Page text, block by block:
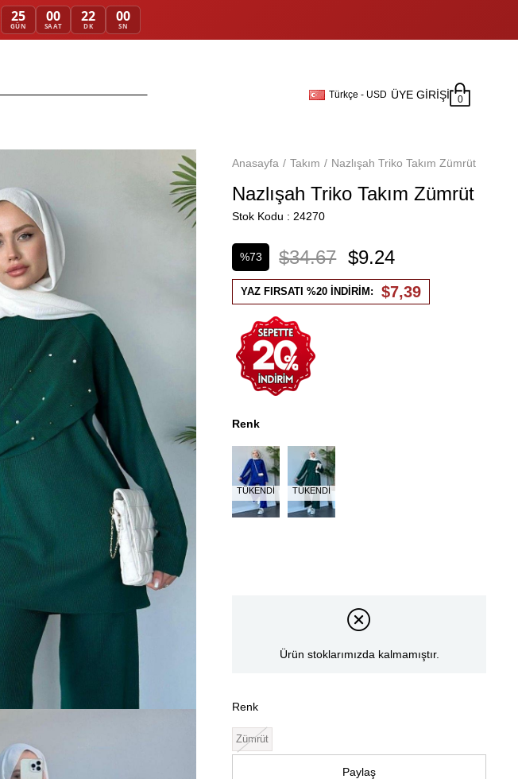
25
GÜN
00
SAAT
21
DK
58
SN
Türkçe - USD ÜYE GIRIŞI 0
Anasayfa Takım Nazlışah Triko Takım Zümrüt
Nazlışah Triko Takım Zümrüt
Stok Kodu 24270
%73
İndirim
$34.67 $9.24
YAZ FIRSATI %20 İNDİRİM: $7,39
Renk
TÜKENDI TÜKENDI
Ürün stoklarımızda kalmamıştır.
Renk
Zümrüt
Paylaş